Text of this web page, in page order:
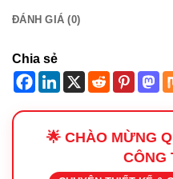
ĐÁNH GIÁ (0)
Chia sẻ
🌟 CHÀO MỪNG
CÔNG